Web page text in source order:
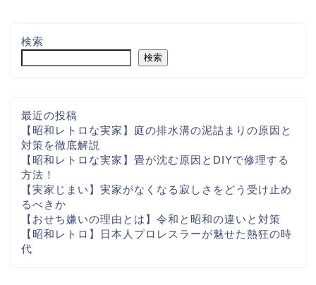
検索
検索
最近の投稿
【昭和レトロな実家】庭の排水溝の泥詰まりの原因と
対策を徹底解説
【昭和レトロな実家】畳が沈む原因とDIYで修理する
方法！
【実家じまい】実家がなくなる寂しさをどう受け止め
るべきか
【おせち嫌いの理由とは】令和と昭和の違いと対策
【昭和レトロ】日本人プロレスラーが魅せた熱狂の時
代